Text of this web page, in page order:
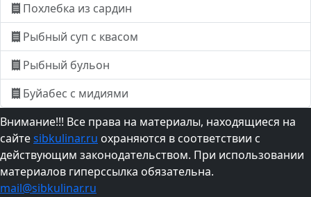
Похлебка из сардин
Рыбный суп с квасом
Рыбный бульон
Буйабес с мидиями
Внимание!!! Все права на материалы, находящиеся на
сайтеsibkulinar.ru охраняются в соответствии с
действующим законодательством. При использовании
материалов гиперссылка обязательна.
mail@sibkulinar.ru